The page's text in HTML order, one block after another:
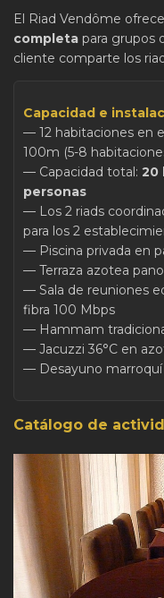
El Riad Vendôme ofrece
completa para grupos
cliente comparte los
Capacidad e
— 12 habitaciones en
100m (5-8
— Capacidad total: 20
personas
— Los 2 riads
para los 2
— Piscina privada en
— Terraza azotea
— Sala de reuniones
fibra 100 Mbps
— Hammam
— Jacuzzi 36°C en
— Desayuno
Catálogo de